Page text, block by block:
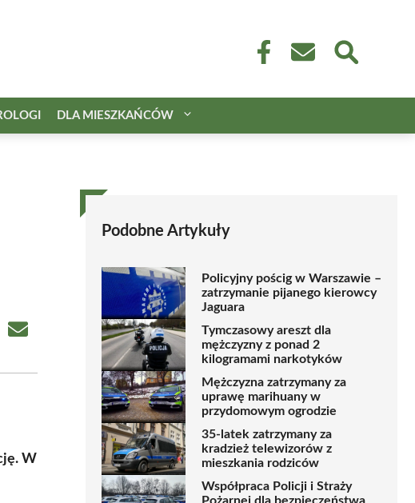
DLA MIESZKAŃCÓW
Share
W
Podobne Artykuły
Policyjny pościg w Warszawie –
zatrzymanie pijanego kierowcy
Jaguara
Tymczasowy areszt dla
mężczyzny z ponad 2
kilogramami narkotyków
Mężczyzna zatrzymany za
uprawę marihuany w
przydomowym ogrodzie
35-latek zatrzymany za
kradzież telewizorów z
mieszkania rodziców
Współpraca Policji i Straży